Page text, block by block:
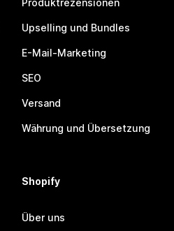
Produktrezensionen
Upselling und Bundles
E-Mail-Marketing
SEO
Versand
Währung und Übersetzung
Shopify
Über uns